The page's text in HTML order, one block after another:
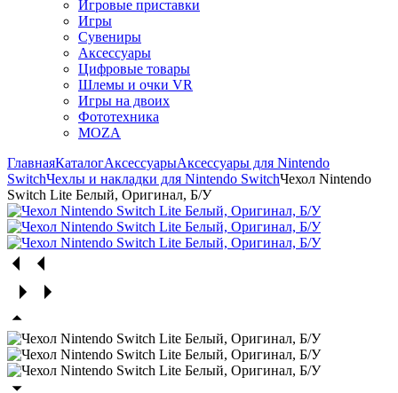
Игровые приставки
Игры
Сувениры
Аксессуары
Цифровые товары
Шлемы и очки VR
Игры на двоих
Фототехника
MOZA
ГлавнаяКаталогАксессуарыАксессуары для Nintendo
SwitchЧехлы и накладки для Nintendo SwitchЧехол Nintendo
Switch Lite Белый, Оригинал, Б/У